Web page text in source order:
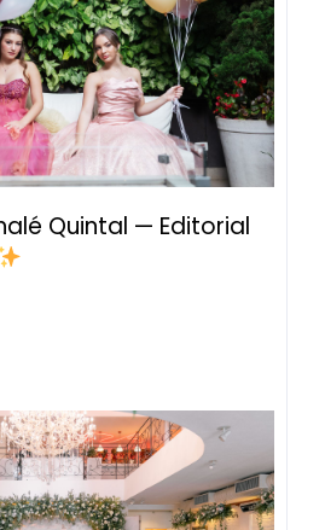
Quintal — Editorial